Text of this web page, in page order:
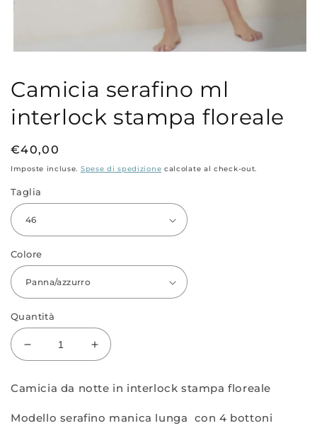
1
in
finestra
modale
Camicia serafino ml
interlock stampa floreale
Prezzo
di
€40,00
Imposte incluse. Spese di spedizione calcolate al check-out.
Taglia
Colore
Quantità
Diminuisci
quantità
per
Camicia
ml
Aumenta
quantità
Camicia
serafino
ml
Camicia da notte in interlock stampa floreale
Modello serafino manica lunga con 4 bottoni